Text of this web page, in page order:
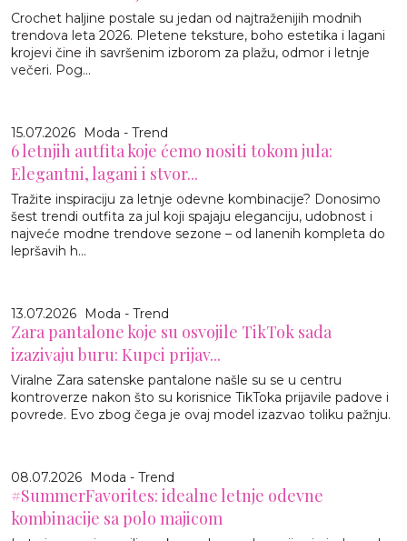
Crochet haljine postale su jedan od najtraženijih modnih
trendova leta 2026. Pletene teksture, boho estetika i lagani
krojevi čine ih savršenim izborom za plažu, odmor i letnje
večeri. Pog...
15.07.2026 Moda - Trend
6 letnjih autfita koje ćemo nositi tokom jula:
Elegantni, lagani i stvor...
Tražite inspiraciju za letnje odevne kombinacije? Donosimo
šest trendi outfita za jul koji spajaju eleganciju, udobnost i
najveće modne trendove sezone – od lanenih kompleta do
lepršavih h...
13.07.2026 Moda - Trend
Zara pantalone koje su osvojile TikTok sada
izazivaju buru: Kupci prijav...
Viralne Zara satenske pantalone našle su se u centru
kontroverze nakon što su korisnice TikToka prijavile padove i
povrede. Evo zbog čega je ovaj model izazvao toliku pažnju.
08.07.2026 Moda - Trend
#SummerFavorites: idealne letnje odevne
kombinacije sa polo majicom